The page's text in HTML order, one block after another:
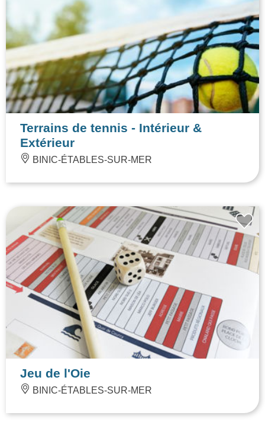
Terrains de tennis - Intérieur &
Extérieur
BINIC-ÉTABLES-SUR-MER
Jeu de l'Oie
BINIC-ÉTABLES-SUR-MER